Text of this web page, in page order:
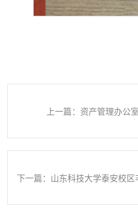
上一篇：资产管理办公
下一篇：山东科技大学泰安校